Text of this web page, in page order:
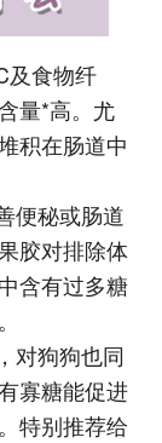
及食物纤
量*高。尤
积在肠道中
便秘或肠道
胶对排除体
含有过多糖
对狗狗也同
寡糖能促进
特别推荐给